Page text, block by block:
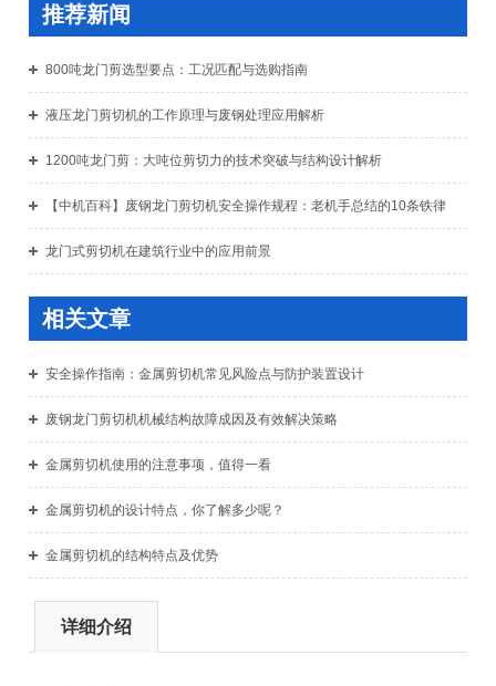
推荐新闻
800吨龙门剪选型要点：工况匹配与选购指南
液压龙门剪切机的工作原理与废钢处理应用解析
1200吨龙门剪：大吨位剪切力的技术突破与结构设计解析
【中机百科】废钢龙门剪切机安全操作规程：老机手总结的10条铁律
龙门式剪切机在建筑行业中的应用前景
相关文章
安全操作指南：金属剪切机常见风险点与防护装置设计
废钢龙门剪切机机械结构故障成因及有效解决策略
金属剪切机使用的注意事项，值得一看
金属剪切机的设计特点，你了解多少呢？
金属剪切机的结构特点及优势
详细介绍